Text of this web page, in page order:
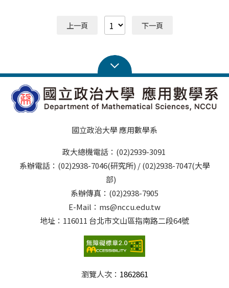
上一頁 下一頁
國立政治大學 應用數學系
政大總機電話：(02)2939-3091
系辦電話：(02)2938-7046(研究所) / (02)2938-7047(大學
部)
系辦傳真：(02)2938-7905
E-Mail：ms@nccu.edu.tw
地址：116011 台北市文山區指南路二段64號
瀏覽人次： 1862861